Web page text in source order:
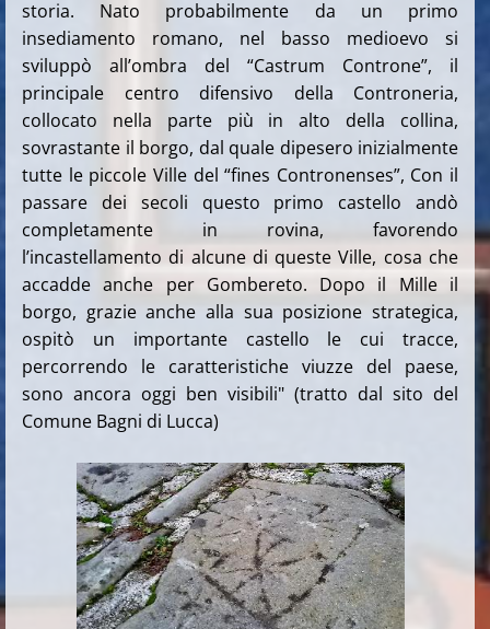
storia. Nato probabilmente da un primo
insediamento romano, nel basso medioevo si
sviluppò all’ombra del “Castrum Controne”, il
principale centro difensivo della Controneria,
collocato nella parte più in alto della collina,
sovrastante il borgo, dal quale dipesero inizialmente
tutte le piccole Ville del “fines Contronenses”, Con il
passare dei secoli questo primo castello andò
completamente in rovina, favorendo
l’incastellamento di alcune di queste Ville, cosa che
accadde anche per Gombereto. Dopo il Mille il
borgo, grazie anche alla sua posizione strategica,
ospitò un importante castello le cui tracce,
percorrendo le caratteristiche viuzze del paese,
sono ancora oggi ben visibili" (tratto dal sito del
Comune Bagni di Lucca)